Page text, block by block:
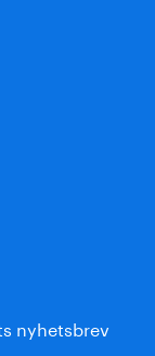
nyhetsbrev